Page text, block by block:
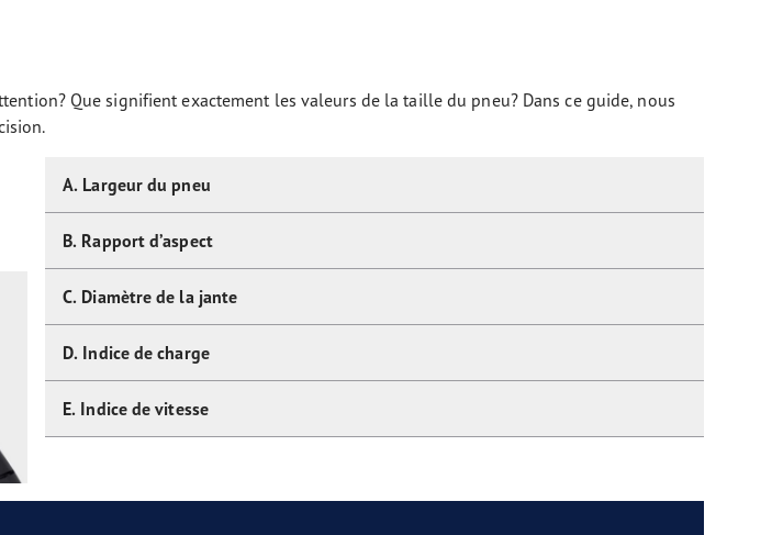
Que signifient exactement les valeurs de la taille du pneu? Dans ce guide, nous
A. Largeur du pneu
B. Rapport d’aspect
C. Diamètre de la jante
D. Indice de charge
E. Indice de vitesse